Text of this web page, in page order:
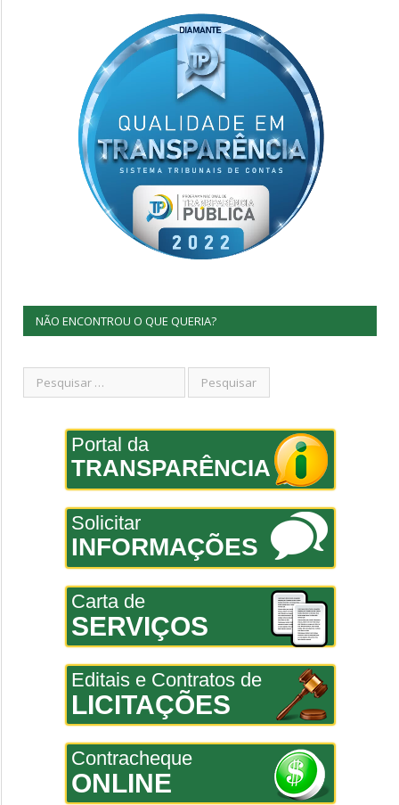
NÃO ENCONTROU O QUE QUERIA?
Portal da
TRANSPARÊNCIA
Solicitar
INFORMAÇÕES
Carta de
SERVIÇOS
Editais e Contratos de
LICITAÇÕES
Contracheque
ONLINE